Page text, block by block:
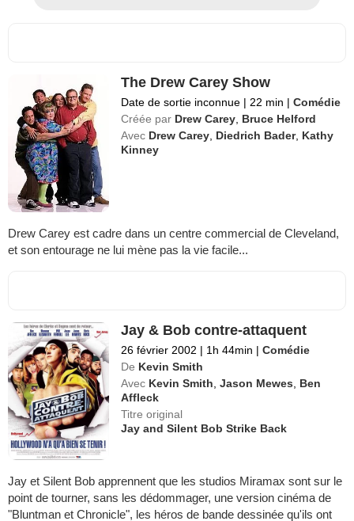
The Drew Carey Show
Date de sortie inconnue | 22 min | Comédie
Créée par Drew Carey Bruce Helford
Avec Drew Carey Diedrich Bader, Kathy
Kinney
Drew Carey est cadre dans un centre commercial de Cleveland,
et son entourage ne lui mène pas la vie facile...
Jay & Bob contre-attaquent
26 février 2002 | 1h 44min | Comédie
De Kevin Smith
Avec Kevin Smith ,Jason Mewes
Ben
Affleck
Titre original
Jay and Silent Bob Strike Back
Jay et Silent Bob apprennent que les studios Miramax sont sur le
point de tourner, sans les dédommager, une version cinéma de
"Bluntman et Chronicle", les héros de bande dessinée qu'ils ont